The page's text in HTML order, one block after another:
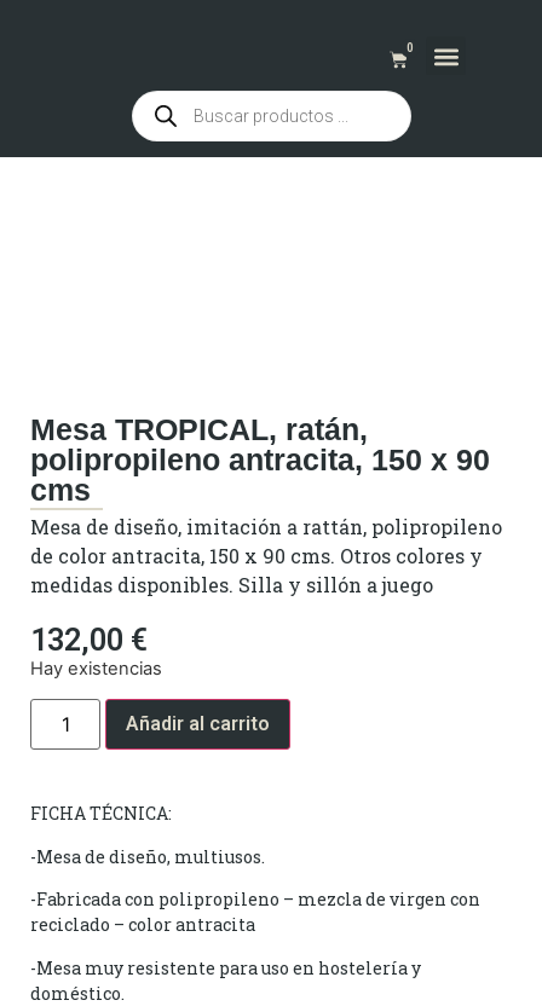
0
Mesa TROPICAL, ratán,
polipropileno antracita, 150 x 90
cms
Mesa de diseño, imitación a rattán, polipropileno
de color antracita, 150 x 90 cms. Otros colores y
medidas disponibles. Silla y sillón a juego
132,00 €
Hay existencias
Añadir al carrito
FICHA TÉCNICA:
-Mesa de diseño, multiusos.
-Fabricada con polipropileno – mezcla de virgen con
reciclado – color antracita
-Mesa muy resistente para uso en hostelería y
doméstico.